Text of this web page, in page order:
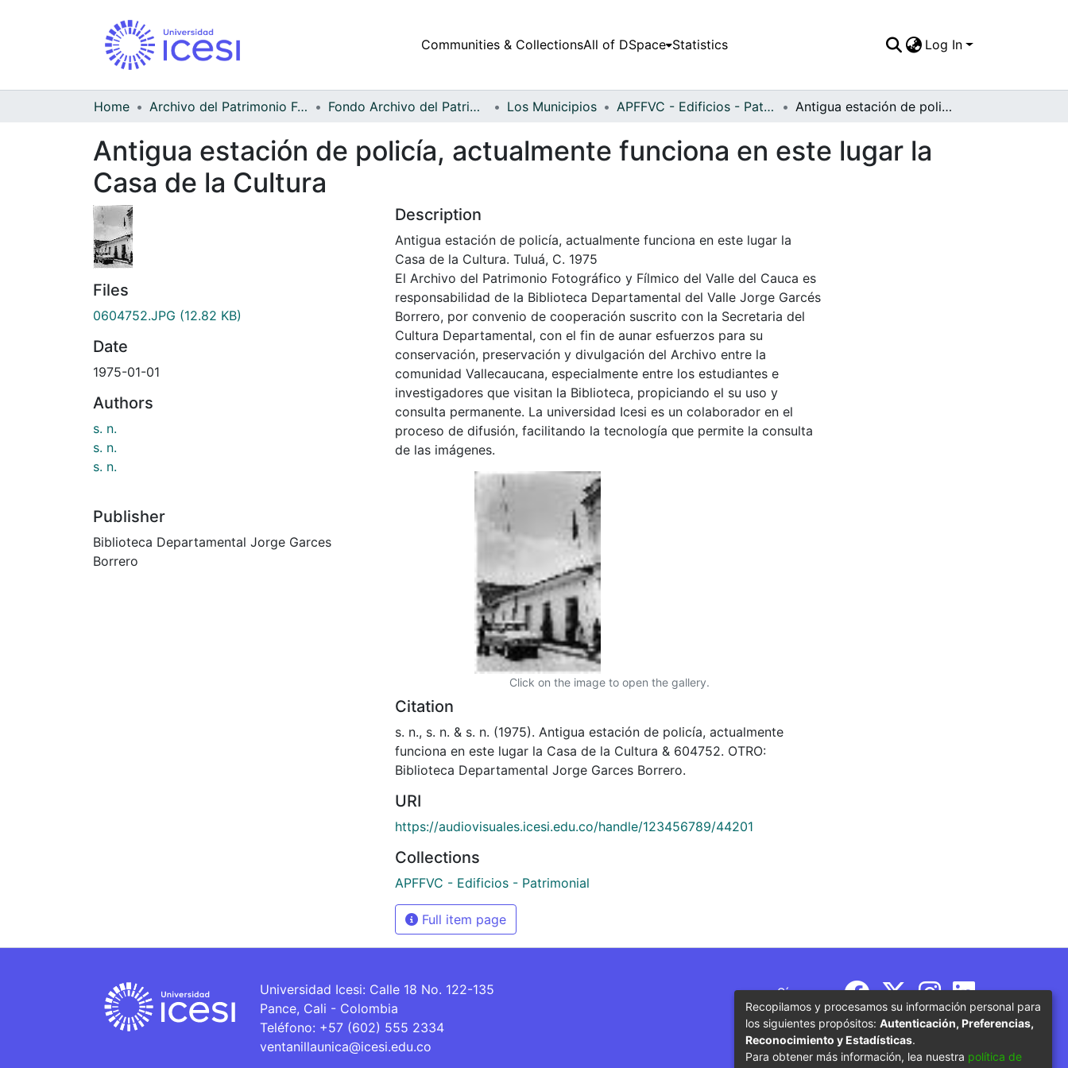
Communities & CollectionsAll of DSpace Statistics Log In
Home Archivo del Patrimonio Fotográfico y Fílmico del Valle del Cauca Fondo Archivo del Patrimonio Fotográfico y Fílmico del Valle del Cauca Los Municipios APFFVC - Edificios - Patrimonial Antigua estación de policía, actualmente funciona en este lugar la Casa de la Cultura
Antigua estación de policía, actualmente funciona en este lugar la
Casa de la Cultura
Files
0604752.JPG (12.82 KB)
Date
1975-01-01
Authors
s. n.
s. n.
s. n.
Publisher
Biblioteca Departamental Jorge Garces
Borrero
Description
Antigua estación de policía, actualmente funciona en este lugar la
Casa de la Cultura. Tuluá, C. 1975
El Archivo del Patrimonio Fotográfico y Fílmico del Valle del Cauca es
responsabilidad de la Biblioteca Departamental del Valle Jorge Garcés
Borrero, por convenio de cooperación suscrito con la Secretaria del
Cultura Departamental, con el fin de aunar esfuerzos para su
conservación, preservación y divulgación del Archivo entre la
comunidad Vallecaucana, especialmente entre los estudiantes e
investigadores que visitan la Biblioteca, propiciando el su uso y
consulta permanente. La universidad Icesi es un colaborador en el
proceso de difusión, facilitando la tecnología que permite la consulta
de las imágenes.
Click on the image to open the gallery.
Citation
s. n., s. n. & s. n. (1975). Antigua estación de policía, actualmente
funciona en este lugar la Casa de la Cultura & 604752. OTRO:
Biblioteca Departamental Jorge Garces Borrero.
URI
https://audiovisuales.icesi.edu.co/handle/123456789/44201
Collections
APFFVC - Edificios - Patrimonial
Full item page
Universidad Icesi: Calle 18 No. 122-135
Pance, Cali - Colombia
Teléfono: +57 (602) 555 2334
ventanillaunica@icesi.edu.co
Síguenos
Recopilamos y procesamos su información personal para
los siguientes propósitos: Autenticación, Preferencias,
Reconocimiento y Estadísticas.
Para obtener más información, lea nuestra política de